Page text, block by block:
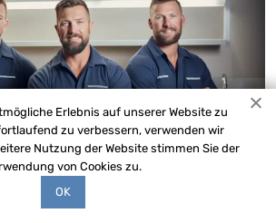
Erlebnis auf unserer Website zu
zu verbessern, verwenden wir
Nutzung der Website stimmen Sie der
von Cookies zu.
OK